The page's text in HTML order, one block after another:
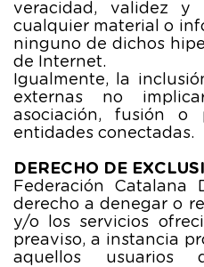
veracidad, validez y
cualquier material o
ninguno de dichos
de Internet.
Igualmente, la
externas no
asociación, fusión o
entidades conectadas.
DERECHO DE
Federación Catalana
derecho a denegar o
y/o los servicios
preaviso, a instancia
aquellos usuarios